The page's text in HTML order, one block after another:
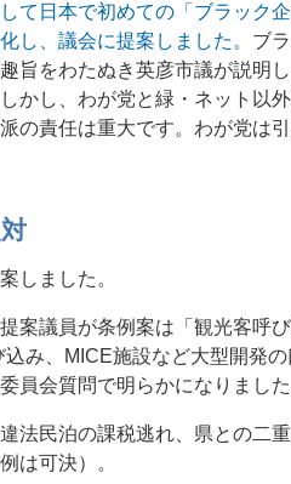
て日本で初めての「ブラック
し、議会に提案しました。 ブ
旨をわたぬき英彦市議が説明
かし、わが党と緑・ネット以
の責任は重大です。わが党は
しました。
案議員が条例案は「観光客呼
み、MICE施設など大型開発の
員会質問で明らかになりました
法民泊の課税逃れ、県との二
は可決）。